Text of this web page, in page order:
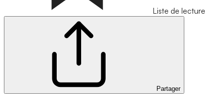
Liste de lecture
Partager